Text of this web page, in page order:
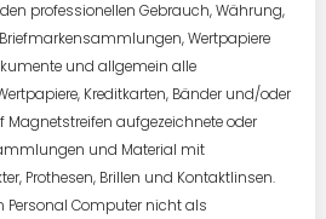
professionellen Gebrauch, Währung,
Wertpapiere
und allgemein alle
Kreditkarten, Bänder und/oder
Magnetstreifen aufgezeichnete oder
und Material mit
Prothesen, Brillen und Kontaktlinsen.
Personal Computer nicht als